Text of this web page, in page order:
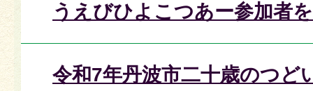
うえびひよこつあー参加者
令和7年丹波市二十歳のつど